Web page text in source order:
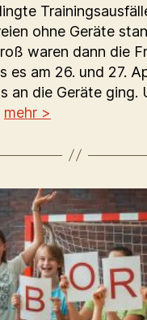
ohne Geräte
waren dann die
es am 26. und 27.
an die Geräte ging.
mehr >